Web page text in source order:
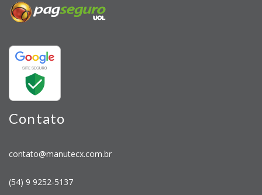
Contato
contato@manutecx.com.br
(54) 9 9252-5137